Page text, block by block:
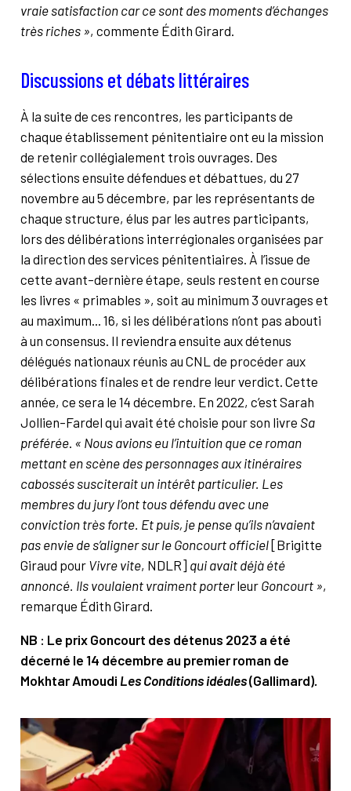
vraie satisfaction car ce sont des moments d’échanges
très riches », commente Édith Girard.
Discussions et débats littéraires
À la suite de ces rencontres, les participants de
chaque établissement pénitentiaire ont eu la mission
de retenir collégialement trois ouvrages. Des
sélections ensuite défendues et débattues, du 27
novembre au 5 décembre, par les représentants de
chaque structure, élus par les autres participants,
lors des délibérations interrégionales organisées par
la direction des services pénitentiaires. À l’issue de
cette avant-dernière étape, seuls restent en course
les livres « primables », soit au minimum 3 ouvrages et
au maximum... 16, si les délibérations n’ont pas abouti
à un consensus. Il reviendra ensuite aux détenus
délégués nationaux réunis au CNL de procéder aux
délibérations finales et de rendre leur verdict. Cette
année, ce sera le 14 décembre. En 2022, c’est Sarah
Jollien-Fardel qui avait été choisie pour son livre Sa
préférée « Nous avions eu l’intuition que ce roman
mettant en scène des personnages aux itinéraires
cabossés susciterait un intérêt particulier. Les
membres du jury l’ont tous défendu avec une
conviction très forte. Et puis, je pense qu’ils n’avaient
pas envie de s’aligner sur le Goncourt officiel[Brigitte
Giraud pour Vivre vite, NDLR] qui avait déjà été
annoncé. Ils voulaient vraiment porterleur Goncourt »,
remarque Édith Girard.
NB : Le prix Goncourt des détenus 2023 a été
décerné le 14 décembre au premier roman de
Mokhtar Amoudi Les Conditions idéales(Gallimard).